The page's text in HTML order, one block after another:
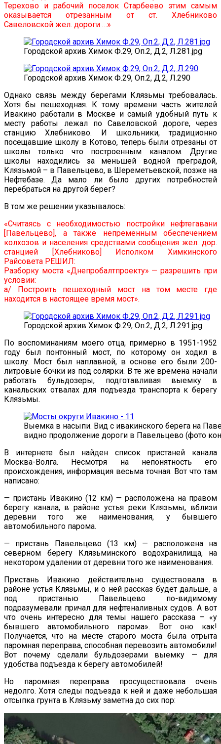
Терехово и рабочий поселок Старбеево этим самым
оказывается отрезанным от ст. Хлебниково
Савеловской жел. дороги …»
Городской архив Химок Ф.29, Оп.2, Д.2, Л.281.jpg
Городской архив Химок Ф.29, Оп.2, Д.2, Л.290
Однако связь между берегами Клязьмы требовалась.
Хотя бы пешеходная. К тому времени часть жителей
Ивакино работали в Москве и самый удобный путь к
месту работы лежал по Савеловской дороге, через
станцию Хлебниково. И школьники, традиционно
посещавшие школу в Котово, теперь были отрезаны от
школы только что построенным каналом. Другие
школы находились за меньшей водной преградой,
Клязьмой – в Павельцево, в Шереметьевской, позже на
Нефтебазе. Да мало ли было других потребностей
перебраться на другой берег?
В том же решении указывалось:
«Считаясь с необходимостью постройки нефтегавани
[Павельцево], а также непременным обеспечением
колхозов и населения средствами сообщения жел. дор.
станцией [Хлебниково] Исполком Химкинского
Райсовета РЕШИЛ:
Разборку моста «Днепробалтпроекту» — разрешить при
условии:
а/ Построить пешеходный мост на том месте где
находится в настоящее время мост».
Городской архив Химок Ф.29, Оп.2, Д.2, Л.291.jpg
По воспоминаниям моего отца, примерно в 1951-1952
году был понтонный мост, по которому он ходил в
школу. Мост был наплавной, в основе его были 200-
литровые бочки из под солярки. В те же времена начали
работать бульдозеры, подготавливая выемку в
канальских отвалах для подъезда транспорта к берегу
Клязьмы.
Выемка в насыпи. Вид с ивакинского берега на
видно продолжение дороги в Павельцево (фото
В интернете был найден список пристаней канала
Москва-Волга. Несмотря на непонятность его
происхождения, информация весьма точная. Вот что там
написано:
— пристань Ивакино (12 км) — расположена на правом
берегу канала, в районе устья реки Клязьмы, вблизи
деревни того же наименования, у бывшего
автомобильного парома.
— пристань Павельцево (13 км) — расположена на
северном берегу Клязьминского водохранилища, на
некотором удалении от деревни того же наименования.
Пристань Ивакино действительно существовала в
районе устья Клязьмы, и о ней рассказ будет дальше, а
под пристанью Павельцево по-видимому
подразумевали причал для нефтеналивных судов. А вот
что очень интересно для темы нашего рассказа – «у
бывшего автомобильного парома». Вот оно как!
Получается, что на месте старого моста была отрыта
паромная переправа, способная перевозить автомобили!
Вот почему сделали бульдозерами выемку — для
удобства подъезда к берегу автомобилей!
Но паромная переправа просуществовала очень
недолго. Хотя следы подъезда к ней и даже небольшая
отсыпка грунта в Клязьму заметна до сих пор: